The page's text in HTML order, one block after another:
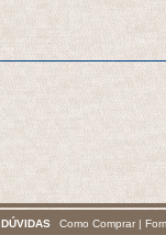
DÚVIDAS Como Comprar |